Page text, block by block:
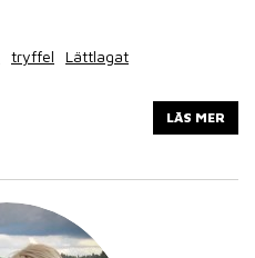
tryffel
Lättlagat
LÄS MER